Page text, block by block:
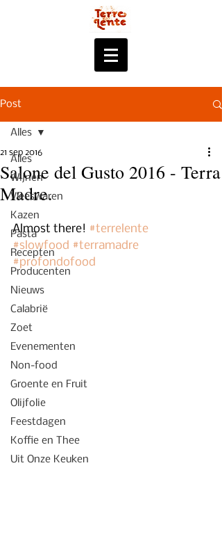
Post
Alles
Wijnen
Vleeswaren
Kazen
Pasta
Recepten
Producenten
Nieuws
Calabrië
Zoet
Evenementen
Non-food
Groente en Fruit
Olijfolie
Feestdagen
Koffie en Thee
Uit Onze Keuken
Alles
Salone del Gusto 2016 - Terra
Madre.
21 sep 2016
Almost there! #terrelente
#slowfood #terramadre
#profondofood